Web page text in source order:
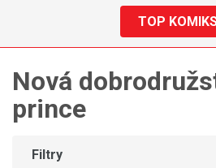
TOP
Nová
prince
Filtry